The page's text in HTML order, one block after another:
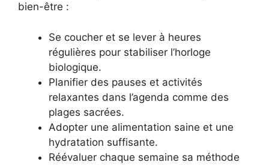
bien-être :
Se coucher et se lever à heures
régulières pour stabiliser l’horloge
biologique.
Planifier des pauses et activités
relaxantes dans l’agenda comme des
plages sacrées.
Adopter une alimentation saine et une
hydratation suffisante.
Réévaluer chaque semaine sa méthode